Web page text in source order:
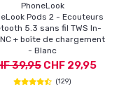
PhoneLook
Pods 2 - Ecouteurs
5.3 sans fil TWS In-
+ boîte de chargement
- Blanc
39,95 CHF 29,95
(129)